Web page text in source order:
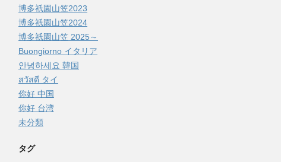
博多祇園山笠2023
博多祇園山笠2024
博多祇園山笠 2025～
Buongiorno イタリア
안녕하세요 韓国
สวัสดี タイ
你好 中国
你好 台湾
未分類
タグ